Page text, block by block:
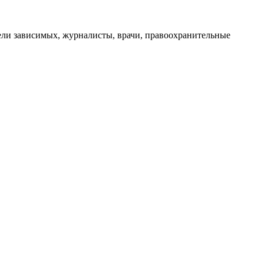
зависимых, журналисты, врачи, правоохранительные